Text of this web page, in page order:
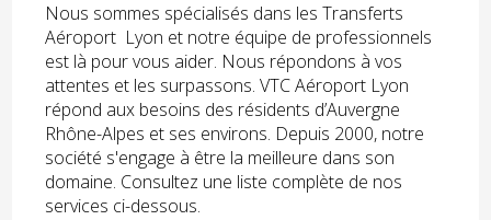
Nous sommes spécialisés dans les Transferts
Aéroport Lyon et notre équipe de professionnels
est là pour vous aider. Nous répondons à vos
attentes et les surpassons. VTC Aéroport Lyon
répond aux besoins des résidents d’Auvergne
Rhône-Alpes et ses environs. Depuis 2000, notre
société s'engage à être la meilleure dans son
domaine. Consultez une liste complète de nos
services ci-dessous.